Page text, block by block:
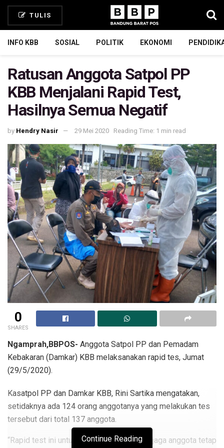
TULIS
INFO KBB SOSIAL POLITIK EKONOMI
Ratusan Anggota Satpol PP
KBB Menjalani Rapid Test,
Hasilnya Semua Negatif
by Hendry Nasir 29 Mei 2020 Reading Time: 1 min read
0
SHARES
Ngamprah,BBPOS- Anggota Satpol PP dan Pemadam
Kebakaran (Damkar) KBB melaksanakan rapid tes, Jumat
(29/5/2020).
Kasatpol PP dan Damkar KBB, Rini Sartika mengatakan,
setidaknya ada 124 orang anggotanya yang melakukan tes
tersebut dari total 137 anggota.
“Rapid test ini untuk memastikan dan menjaga anggota tetap
Continue Reading